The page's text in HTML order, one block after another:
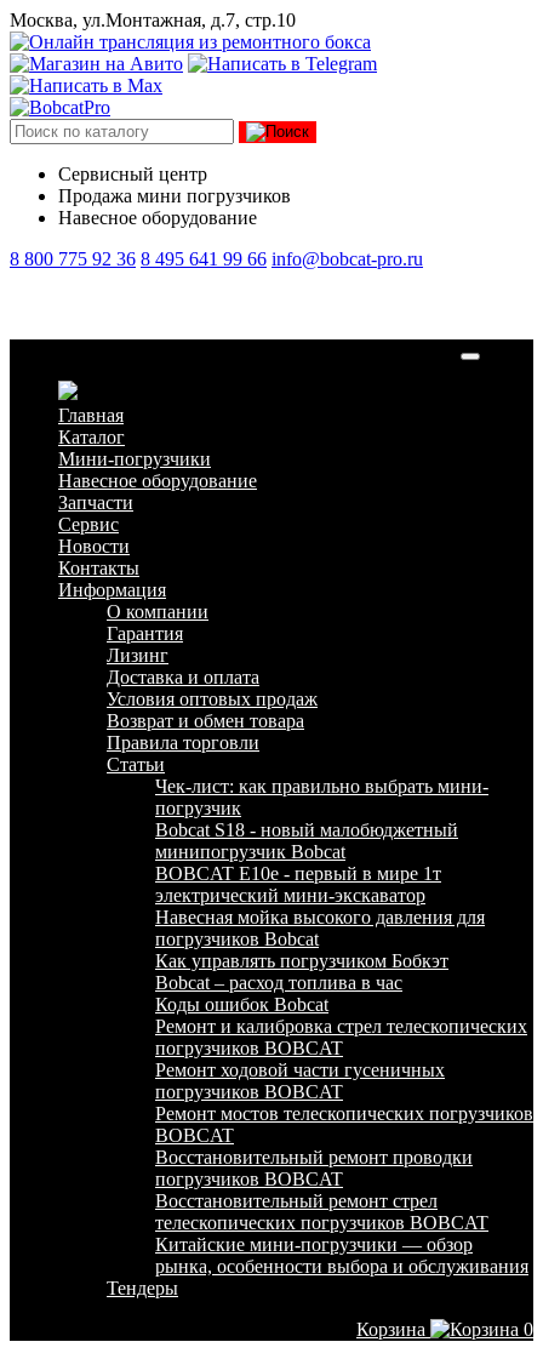
Москва, ул.Монтажная, д.7, стр.10
Сервисный центр
Продажа мини погрузчиков
Навесное оборудование
8 800 775 92 36 8 495 641 99 66 info@bobcat-pro.ru
Главная
Каталог
Мини-погрузчики
Навесное оборудование
Запчасти
Сервис
Новости
Контакты
Информация
О компании
Гарантия
Лизинг
Доставка и оплата
Условия оптовых продаж
Возврат и обмен товара
Правила торговли
Статьи
Чек-лист: как правильно выбрать мини-
погрузчик
Bobcat S18 - новый малобюджетный
минипогрузчик Bobcat
BOBCAT E10e - первый в мире 1т
электрический мини-экскаватор
Навесная мойка высокого давления для
погрузчиков Bobcat
Как управлять погрузчиком Бобкэт
Bobcat – расход топлива в час
Коды ошибок Bobcat
Ремонт и калибровка стрел телескопических
погрузчиков BOBCAT
Ремонт ходовой части гусеничных
погрузчиков BOBCAT
Ремонт мостов телескопических погрузчиков
BOBCAT
Восстановительный ремонт проводки
погрузчиков BOBCAT
Восстановительный ремонт стрел
телескопических погрузчиков BOBCAT
Китайские мини-погрузчики — обзор
рынка, особенности выбора и обслуживания
Тендеры
Корзина
0